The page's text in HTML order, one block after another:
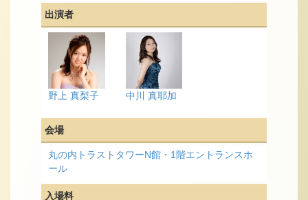
出演者
野上 真梨子 中川 真耶加
会場
丸の内トラストタワーN館・1階エントランスホ
ール
入場料